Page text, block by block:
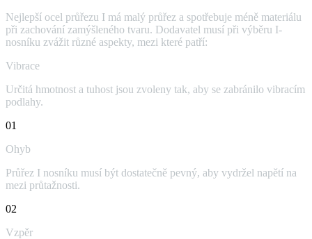
Nejlepší ocel průřezu I má malý průřez a spotřebuje méně materiálu
při zachování zamýšleného tvaru. Dodavatel musí při výběru I-
nosníku zvážit různé aspekty, mezi které patří:
Vibrace
Určitá hmotnost a tuhost jsou zvoleny tak, aby se zabránilo vibracím
podlahy.
01
Ohyb
Průřez I nosníku musí být dostatečně pevný, aby vydržel napětí na
mezi průtažnosti.
02
Vzpěr